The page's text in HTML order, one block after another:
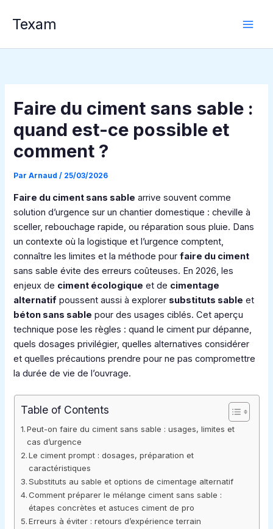
Texam
Faire du ciment sans sable :
quand est-ce possible et
comment ?
ParArnaud/ 25/03/2026
Faire du ciment sans sable arrive souvent comme
solution d’urgence sur un chantier domestique : cheville à
sceller, rebouchage rapide, ou réparation sous pluie. Dans
un contexte où la logistique et l’urgence comptent,
connaître les limites et la méthode pourfaire du ciment
sans sable évite des erreurs coûteuses. En 2026, les
enjeux de ciment écologique et de cimentage
alternatif poussent aussi à explorer substituts sable et
béton sans sable pour des usages ciblés. Cet aperçu
technique pose les règles : quand le ciment pur dépanne,
quels dosages privilégier, quelles alternatives considérer
et quelles précautions prendre pour ne pas compromettre
la durée de vie de l’ouvrage.
Table of Contents
Peut-on faire du ciment sans sable : usages, limites et
cas d’urgence
Le ciment prompt : dosages, préparation et
caractéristiques
Substituts au sable et options de cimentage alternatif
Comment préparer le mélange ciment sans sable :
étapes concrètes et astuces ciment de pro
Erreurs à éviter : retours d’expérience terrain